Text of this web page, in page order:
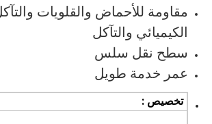
مقاومة للأحماض والقلويات
الكيميائي والتآكل
سطح نقل سلس
عمر خدمة طويل
تخصيص :